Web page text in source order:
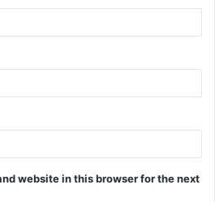
website in this browser for the next